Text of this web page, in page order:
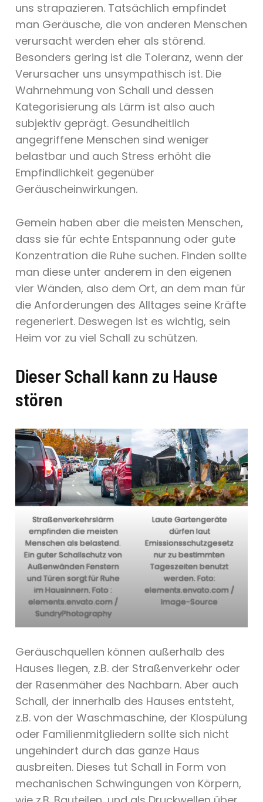
uns strapazieren. Tatsächlich empfindet
man Geräusche, die von anderen Menschen
verursacht werden eher als störend.
Besonders gering ist die Toleranz, wenn der
Verursacher uns unsympathisch ist. Die
Wahrnehmung von Schall und dessen
Kategorisierung als Lärm ist also auch
subjektiv geprägt. Gesundheitlich
angegriffene Menschen sind weniger
belastbar und auch Stress erhöht die
Empfindlichkeit gegenüber
Geräuscheinwirkungen.
Gemein haben aber die meisten Menschen,
dass sie für echte Entspannung oder gute
Konzentration die Ruhe suchen. Finden sollte
man diese unter anderem in den eigenen
vier Wänden, also dem Ort, an dem man für
die Anforderungen des Alltages seine Kräfte
regeneriert. Deswegen ist es wichtig, sein
Heim vor zu viel Schall zu schützen.
Dieser Schall kann zu Hause
stören
Straßenverkehrslärm
empfinden die meisten
Menschen als belastend.
Ein guter Schallschutz von
Außenwänden Fenstern
und Türen sorgt für Ruhe
im Hausinnern. Foto :
elements.envato.com /
SundryPhotography
Laute Gartengeräte
dürfen laut
Emissionsschutzgesetz
nur zu bestimmten
Tageszeiten benutzt
werden. Foto:
elements.envato.com /
Image-Source
Geräuschquellen können außerhalb des
Hauses liegen, z.B. der Straßenverkehr oder
der Rasenmäher des Nachbarn. Aber auch
Schall, der innerhalb des Hauses entsteht,
z.B. von der Waschmaschine, der Klospülung
oder Familienmitgliedern sollte sich nicht
ungehindert durch das ganze Haus
ausbreiten. Dieses tut Schall in Form von
mechanischen Schwingungen von Körpern,